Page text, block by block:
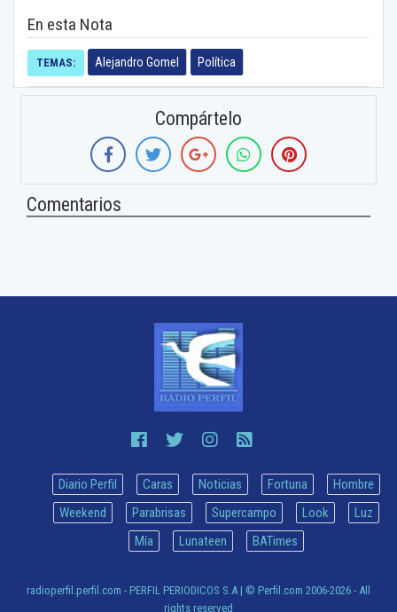
En esta Nota
TEMAS: Alejandro Gomel Política
Compártelo
Comentarios
Diario Perfil Caras Noticias Fortuna
Hombre
Weekend
Parabrisas Supercampo Look
Luz
Mía
Lunateen BATimes
radioperfil.perfil.com - PERFIL PERIODICOS S.A | © Perfil.com 2006-2026 - All
rights reserved